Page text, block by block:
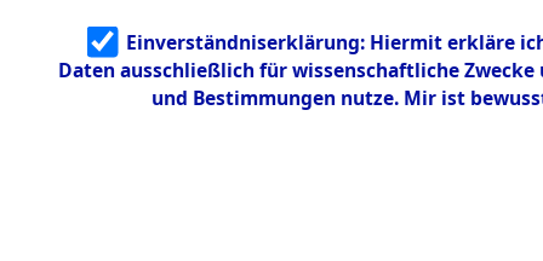
Identifizierun
g
5.3.3
Todesmärsch
Einverständniserklärung: Hiermit erkläre
Daten ausschließlich für wissenschaftliche
und Bestimmungen nutze. Mir ist